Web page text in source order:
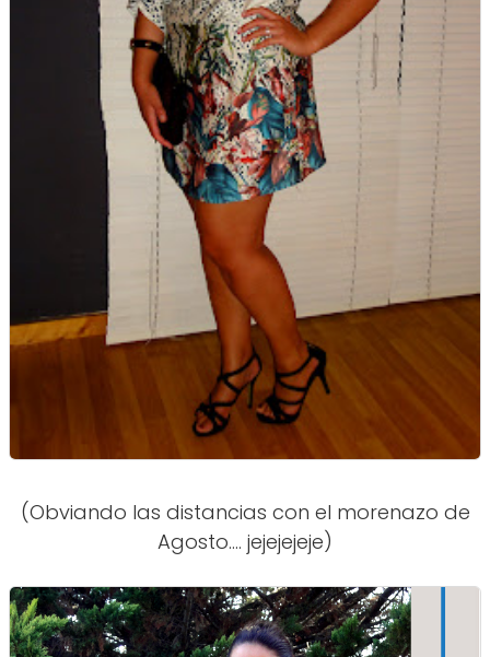
(Obviando las distancias con el morenazo de
Agosto.... jejejejeje)